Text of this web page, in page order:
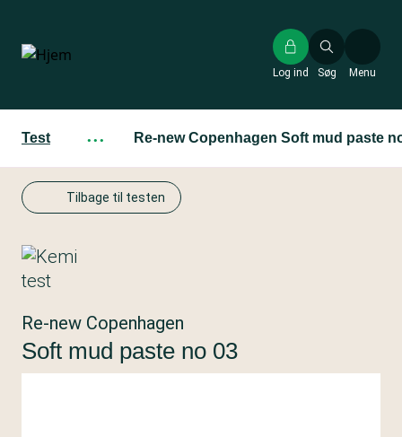
hovedindhold
Søg
Log ind Menu
Test ··· Re-new Copenhagen Soft mud paste
Tilbage til testen
Re-new Copenhagen
Soft mud paste no 03